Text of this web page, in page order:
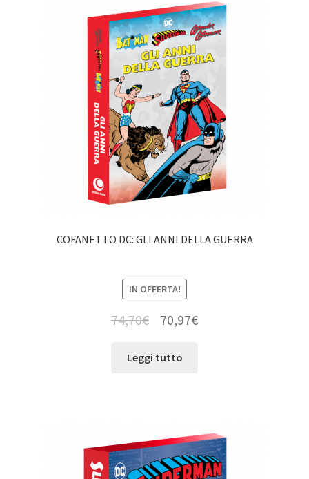
COFANETTO DC: GLI ANNI DELLA GUERRA
IN OFFERTA!
74,70€ 70,97€
Leggi tutto